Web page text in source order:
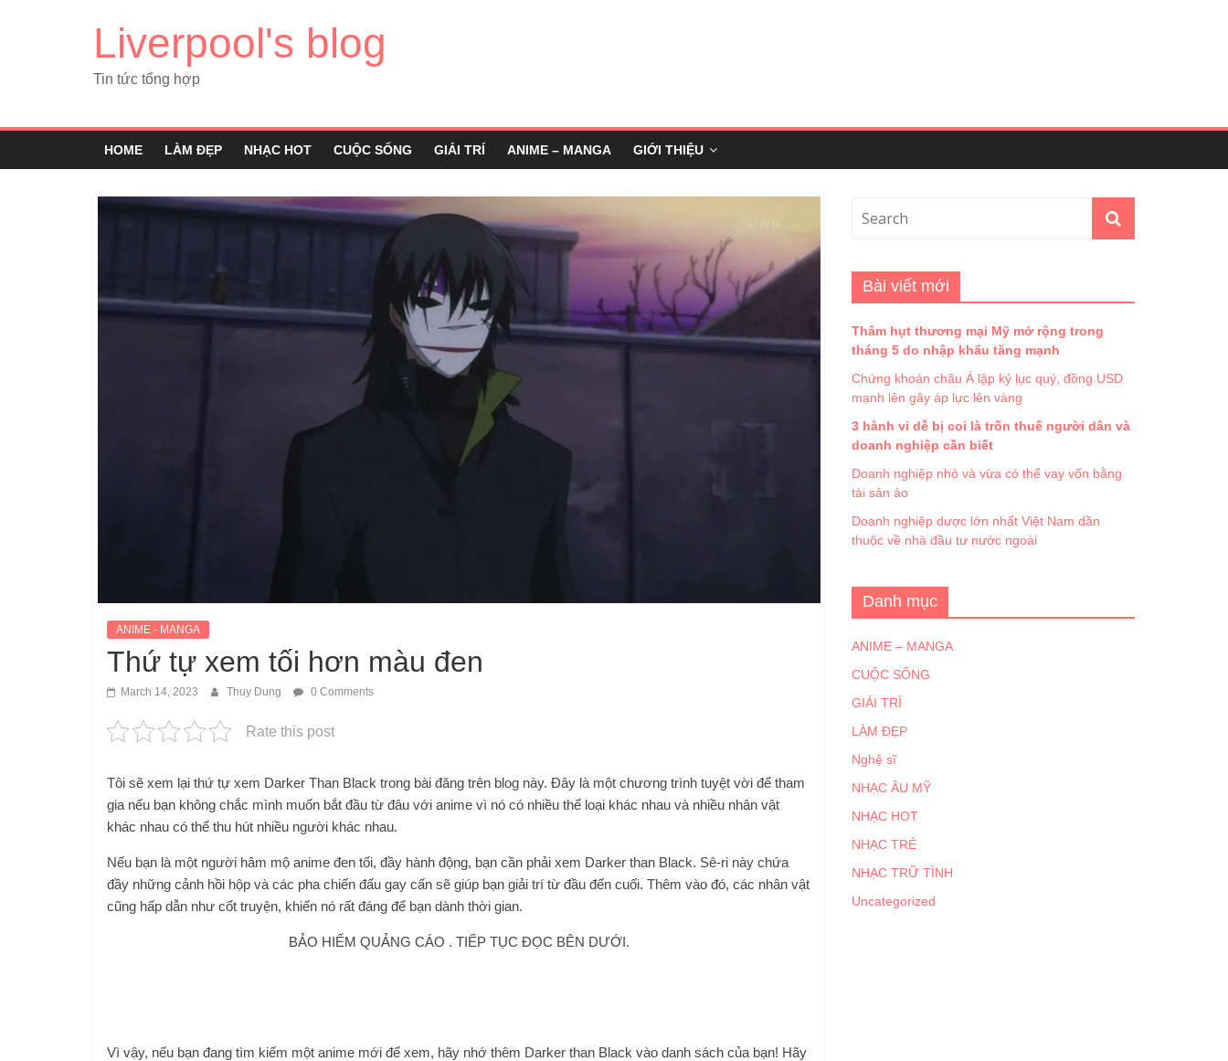
Liverpool's blog
Tin tức tổng hợp
HOME LÀM ĐẸP NHẠC HOT CUỘC SỐNG GIẢI TRÍ ANIME – MANGA GIỚI THIỆU
ANIME - MANGA
Thứ tự xem tối hơn màu đen
March 14, 2023 Thuy Dung 0 Comments
Rate this post
Tôi sẽ xem lại thứ tự xem Darker Than Black trong bài đăng trên blog này. Đây là một chương trình tuyệt vời để tham
gia nếu bạn không chắc mình muốn bắt đầu từ đâu với anime vì nó có nhiều thể loại khác nhau và nhiều nhân vật
khác nhau có thể thu hút nhiều người khác nhau.
Nếu bạn là một người hâm mộ anime đen tối, đầy hành động, bạn cần phải xem Darker than Black. Sê-ri này chứa
đầy những cảnh hồi hộp và các pha chiến đấu gay cấn sẽ giúp bạn giải trí từ đầu đến cuối. Thêm vào đó, các nhân vật
cũng hấp dẫn như cốt truyện, khiến nó rất đáng để bạn dành thời gian.
BẢO HIỂM QUẢNG CÁO . TIẾP TỤC ĐỌC BÊN DƯỚI.
Vì vậy, nếu bạn đang tìm kiếm một anime mới để xem, hãy nhớ thêm Darker than Black vào danh sách của bạn! Hãy
Bài viết mới
Thâm hụt thương mại Mỹ mở rộng trong
tháng 5 do nhập khẩu tăng mạnh
Chứng khoán châu Á lập kỷ lục quý, đồng USD
mạnh lên gây áp lực lên vàng
3 hành vi dễ bị coi là trốn thuế người dân và
doanh nghiệp cần biết
Doanh nghiệp nhỏ và vừa có thể vay vốn bằng
tài sản ảo
Doanh nghiệp dược lớn nhất Việt Nam dần
thuộc về nhà đầu tư nước ngoài
Danh mục
ANIME – MANGA
CUỘC SỐNG
GIẢI TRÍ
LÀM ĐẸP
Nghệ sĩ
NHẠC ÂU MỸ
NHẠC HOT
NHẠC TRẺ
NHẠC TRỮ TÌNH
Uncategorized